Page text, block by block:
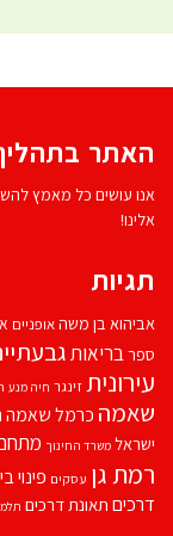
האתר
אנו עושים כל מאמץ
אלינו!
תגיות
אביהוא בן משהאופניים
ספרבריאות
עירוניתזינגר חיה מנע
שאמה כרמל שאמה
ישראל משרד החינוך
רמת גן עסקים פינוי
דרכים תאונת דרכים